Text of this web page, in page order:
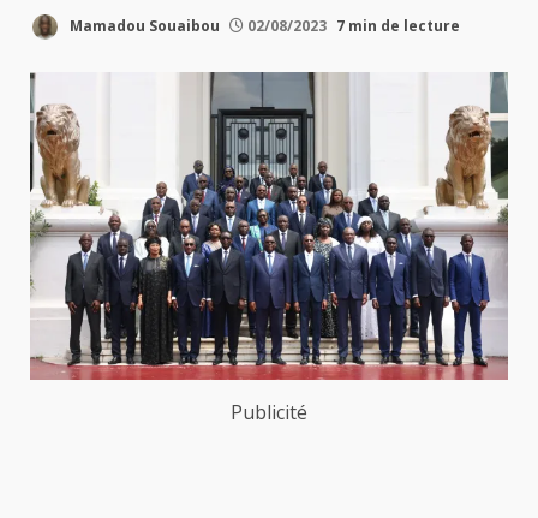
Mamadou Souaibou 02/08/2023 7 min de lecture
Publicité